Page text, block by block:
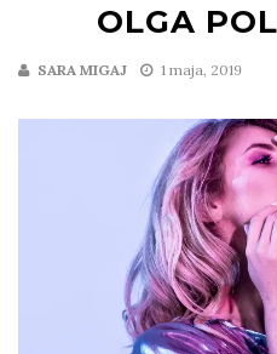
OLGA
SARA MIGAJ 1 maja, 2019